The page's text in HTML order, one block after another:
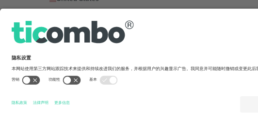
Bulgaria
Mexico
Av Chapultepec 360, Roma Norte, Cuauhtémoc, 06700 Ciudad de
平台提供商的法律实体可能会因地点、活动和/或领域而有所不同。